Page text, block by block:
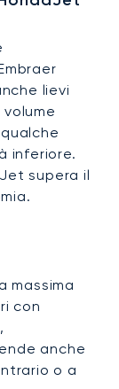
lievi
inferiore.
supera il
massima
con
anche
o a